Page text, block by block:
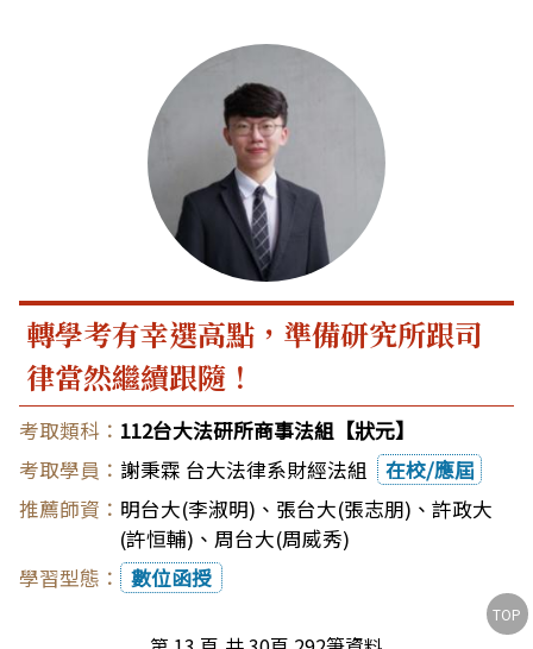
轉學考有幸選高點，準備研究所跟司
律當然繼續跟隨！
112台大法研所商事法組【狀元】
謝秉霖 台大法律系財經法組
在校/應屆
明台大(李淑明) 、 張台大(張志朋) 、 許政大
(許恒輔) 、 周台大(周威秀)
數位函授
TOP